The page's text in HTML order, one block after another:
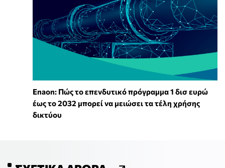
Enaon: Πώς το επενδυτικό πρόγραμμα 1 δισ ευρώ
έως το 2032 μπορεί να μειώσει τα τέλη χρήσης
δικτύου